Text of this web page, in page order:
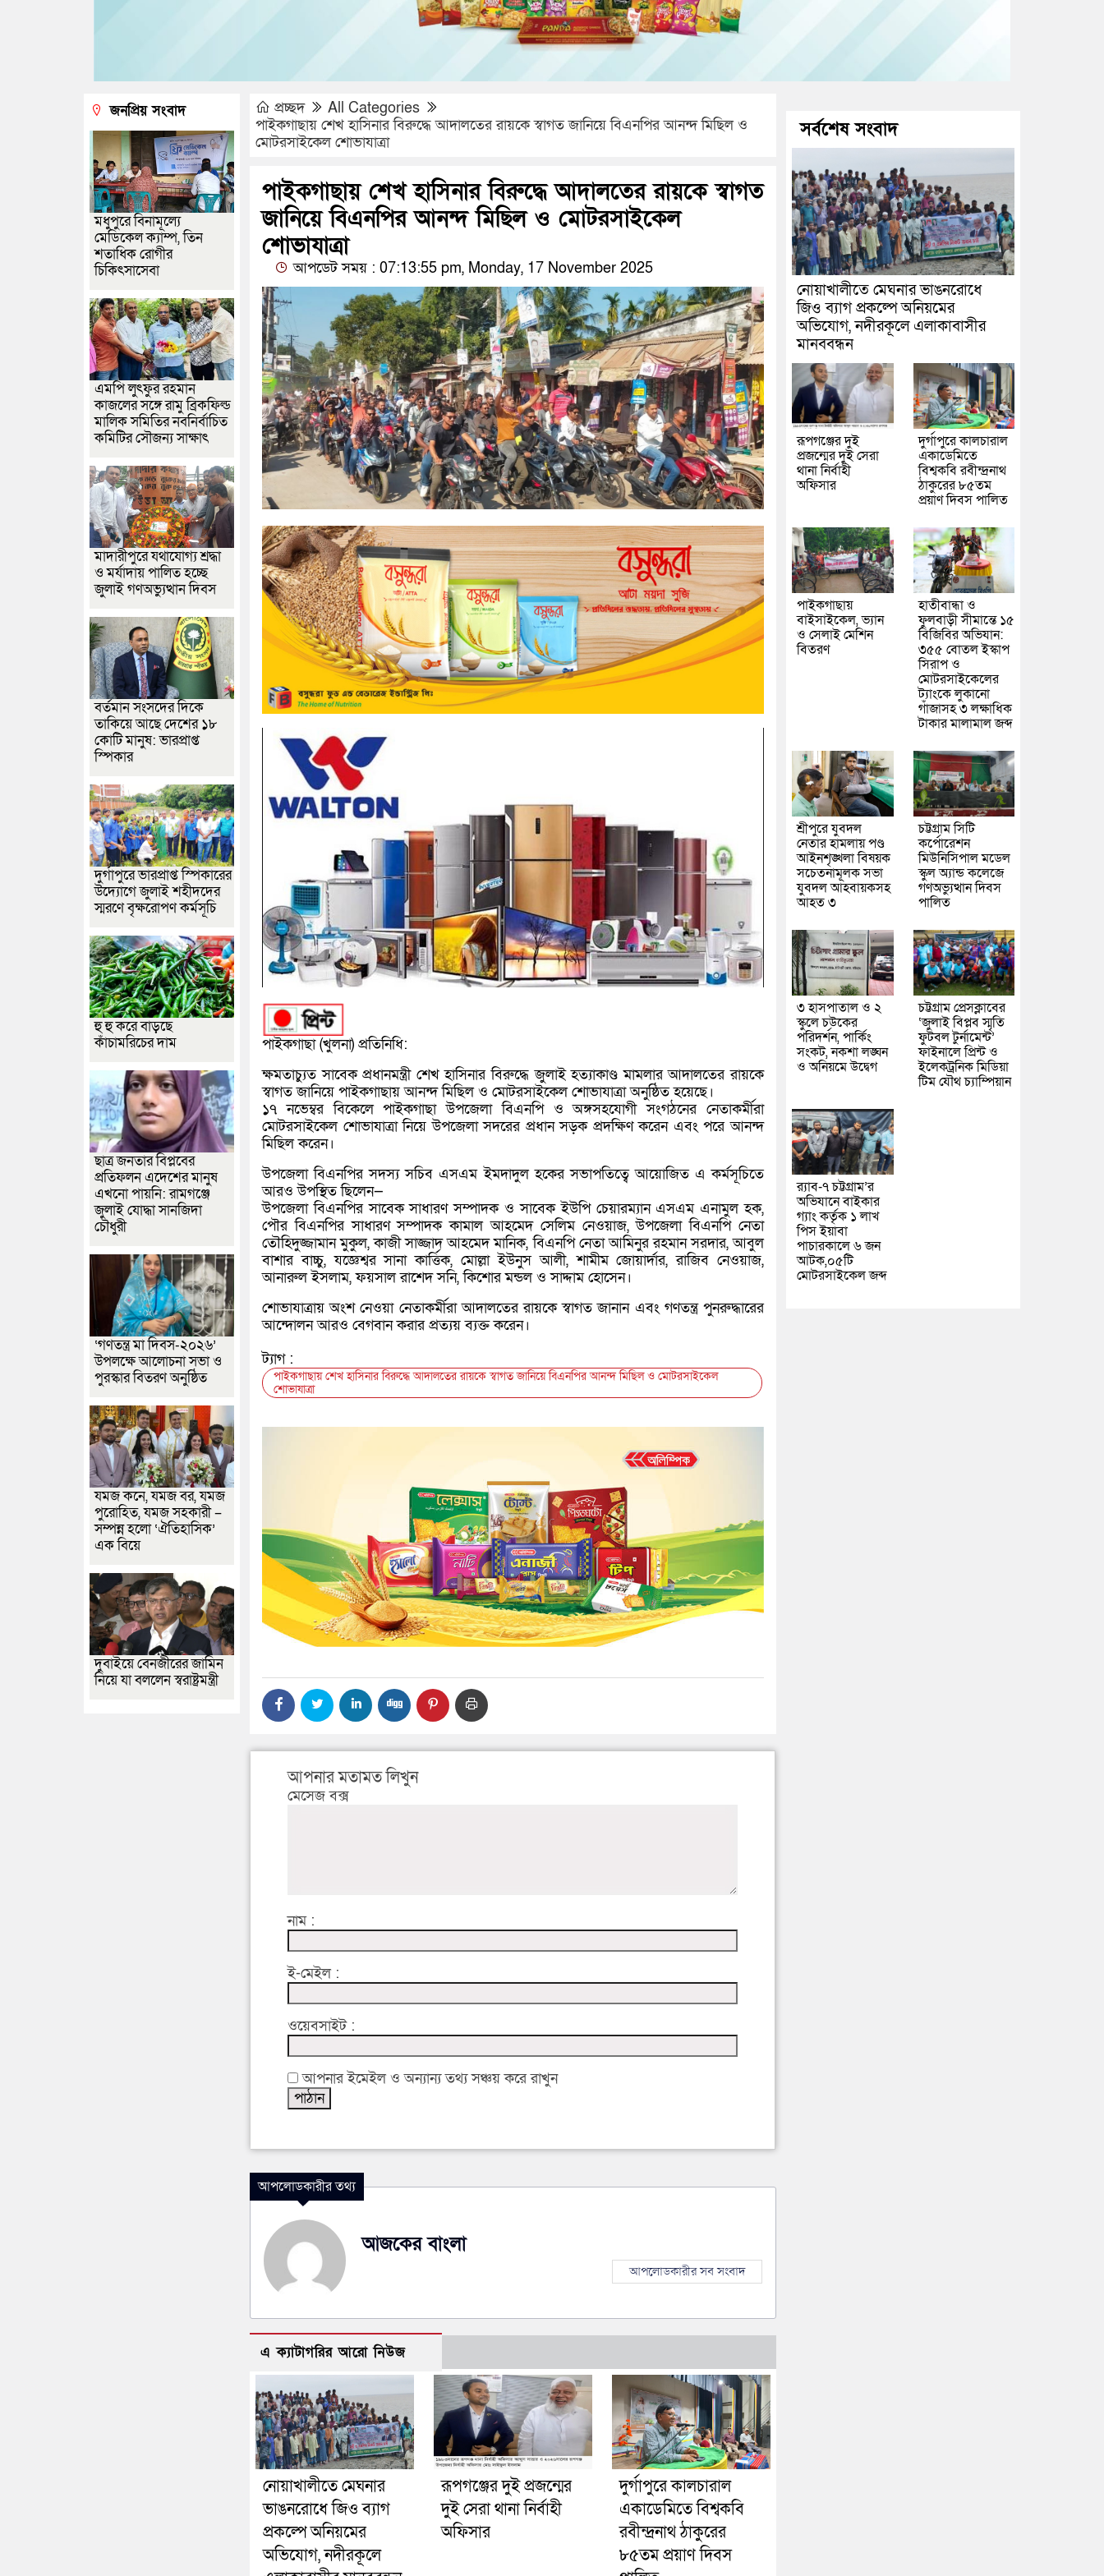
প্রচ্ছদ
All Categories
পাইকগাছায় শেখ হাসিনার বিরুদ্ধে আদালতের রায়কে স্বাগত জানিয়ে বিএনপির আনন্দ মিছিল ও
মোটরসাইকেল শোভাযাত্রা
পাইকগাছায় শেখ হাসিনার বিরুদ্ধে আদালতের রায়কে স্বাগত
জানিয়ে বিএনপির আনন্দ মিছিল ও মোটরসাইকেল
শোভাযাত্রা
আপডেট সময় : 07:13:55 pm, Monday, 17 November 2025
পাইকগাছা (খুলনা) প্রতিনিধি:
ক্ষমতাচ্যুত সাবেক প্রধানমন্ত্রী শেখ হাসিনার বিরুদ্ধে জুলাই হত্যাকাণ্ড মামলার আদালতের রায়কে
স্বাগত জানিয়ে পাইকগাছায় আনন্দ মিছিল ও মোটরসাইকেল শোভাযাত্রা অনুষ্ঠিত হয়েছে।
১৭ নভেম্বর বিকেলে পাইকগাছা উপজেলা বিএনপি ও অঙ্গসহযোগী সংগঠনের নেতাকর্মীরা
মোটরসাইকেল শোভাযাত্রা নিয়ে উপজেলা সদরের প্রধান সড়ক প্রদক্ষিণ করেন এবং পরে আনন্দ
মিছিল করেন।
উপজেলা বিএনপির সদস্য সচিব এসএম ইমদাদুল হকের সভাপতিত্বে আয়োজিত এ কর্মসূচিতে
আরও উপস্থিত ছিলেন—
উপজেলা বিএনপির সাবেক সাধারণ সম্পাদক ও সাবেক ইউপি চেয়ারম্যান এসএম এনামুল হক,
পৌর বিএনপির সাধারণ সম্পাদক কামাল আহমেদ সেলিম নেওয়াজ, উপজেলা বিএনপি নেতা
তৌহিদুজ্জামান মুকুল, কাজী সাজ্জাদ আহমেদ মানিক, বিএনপি নেতা আমিনুর রহমান সরদার, আবুল
বাশার বাচ্চু, যজ্ঞেশ্বর সানা কার্ত্তিক, মোল্লা ইউনুস আলী, শামীম জোয়ার্দার, রাজিব নেওয়াজ,
আনারুল ইসলাম, ফয়সাল রাশেদ সনি, কিশোর মন্ডল ও সাদ্দাম হোসেন।
শোভাযাত্রায় অংশ নেওয়া নেতাকর্মীরা আদালতের রায়কে স্বাগত জানান এবং গণতন্ত্র পুনরুদ্ধারের
আন্দোলন আরও বেগবান করার প্রত্যয় ব্যক্ত করেন।
ট্যাগ :
পাইকগাছায় শেখ হাসিনার বিরুদ্ধে আদালতের রায়কে স্বাগত জানিয়ে বিএনপির আনন্দ মিছিল ও মোটরসাইকেল
শোভাযাত্রা
আপনার মতামত লিখুন
মেসেজ বক্স
নাম :
ই-মেইল :
ওয়েবসাইট :
আপনার ইমেইল ও অন্যান্য তথ্য সঞ্চয় করে রাখুন
আপলোডকারীর তথ্য
আজকের বাংলা
আপলোডকারীর সব সংবাদ
এ ক্যাটাগরির আরো নিউজ
নোয়াখালীতে মেঘনার
ভাঙনরোধে জিও ব্যাগ
প্রকল্পে অনিয়মের
অভিযোগ, নদীরকূলে
রূপগঞ্জের দুই প্রজন্মের
দুই সেরা থানা নির্বাহী
অফিসার
দুর্গাপুরে কালচারাল
একাডেমিতে বিশ্বকবি
রবীন্দ্রনাথ ঠাকুরের
৮৫তম প্রয়াণ দিবস
জনপ্রিয় সংবাদ
মধুপুরে বিনামূল্যে
মেডিকেল ক্যাম্প, তিন
শতাধিক রোগীর
চিকিৎসাসেবা
এমপি লুৎফুর রহমান
কাজলের সঙ্গে রামু ব্রিকফিল্ড
মালিক সমিতির নবনির্বাচিত
কমিটির সৌজন্য সাক্ষাৎ
মাদারীপুরে যথাযোগ্য শ্রদ্ধা
ও মর্যাদায় পালিত হচ্ছে
জুলাই গণঅভ্যুত্থান দিবস
বর্তমান সংসদের দিকে
তাকিয়ে আছে দেশের ১৮
কোটি মানুষ: ভারপ্রাপ্ত
স্পিকার
দুর্গাপুরে ভারপ্রাপ্ত স্পিকারের
উদ্যোগে জুলাই শহীদদের
স্মরণে বৃক্ষরোপণ কর্মসূচি
হু হু করে বাড়ছে
কাঁচামরিচের দাম
ছাত্র জনতার বিপ্লবের
প্রতিফলন এদেশের মানুষ
এখনো পায়নি: রামগঞ্জে
জুলাই যোদ্ধা সানজিদা
চৌধুরী
‘গণতন্ত্র মা দিবস-২০২৬’
উপলক্ষে আলোচনা সভা ও
পুরস্কার বিতরণ অনুষ্ঠিত
যমজ কনে, যমজ বর, যমজ
পুরোহিত, যমজ সহকারী –
সম্পন্ন হলো ‘ঐতিহাসিক’
এক বিয়ে
দুবাইয়ে বেনজীরের জামিন
নিয়ে যা বললেন স্বরাষ্ট্রমন্ত্রী
সর্বশেষ সংবাদ
নোয়াখালীতে মেঘনার ভাঙনরোধে
জিও ব্যাগ প্রকল্পে অনিয়মের
অভিযোগ, নদীরকূলে এলাকাবাসীর
মানববন্ধন
রূপগঞ্জের দুই
প্রজন্মের দুই সেরা
থানা নির্বাহী
অফিসার
দুর্গাপুরে কালচারাল
একাডেমিতে
বিশ্বকবি রবীন্দ্রনাথ
ঠাকুরের ৮৫তম
প্রয়াণ দিবস পালিত
পাইকগাছায়
বাইসাইকেল, ভ্যান
ও সেলাই মেশিন
বিতরণ
হাতীবান্ধা ও
ফুলবাড়ী সীমান্তে ১৫
বিজিবির অভিযান:
৩৫৫ বোতল ইস্কাপ
সিরাপ ও
মোটরসাইকেলের
ট্যাংকে লুকানো
গাঁজাসহ ৩ লক্ষাধিক
টাকার মালামাল জব্দ
শ্রীপুরে যুবদল
নেতার হামলায় পণ্ড
আইনশৃঙ্খলা বিষয়ক
সচেতনামূলক সভা
যুবদল আহবায়কসহ
আহত ৩
চট্টগ্রাম সিটি
কর্পোরেশন
মিউনিসিপাল মডেল
স্কুল অ্যান্ড কলেজে
গণঅভ্যুত্থান দিবস
পালিত
৩ হাসপাতাল ও ২
স্কুলে চউকের
পরিদর্শন, পার্কিং
সংকট, নকশা লঙ্ঘন
ও অনিয়মে উদ্বেগ
চট্টগ্রাম প্রেসক্লাবের
‘জুলাই বিপ্লব স্মৃতি
ফুটবল টুর্নামেন্ট’
ফাইনালে প্রিন্ট ও
ইলেকট্রনিক মিডিয়া
টিম যৌথ চ্যাম্পিয়ান
র‌্যাব-৭ চট্টগ্রাম’র
অভিযানে বাইকার
গ্যাং কর্তৃক ১ লাখ
পিস ইয়াবা
পাচারকালে ৬ জন
আটক,০৫টি
মোটরসাইকেল জব্দ